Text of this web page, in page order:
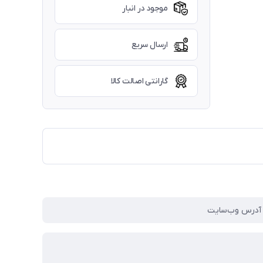
موجود در انبار
ارسال سریع
گارانتی اصالت کالا